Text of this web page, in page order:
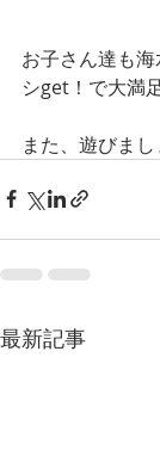
お子さん達も
シget！で大満
また、遊びま
最新記事